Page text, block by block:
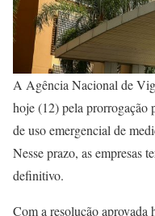
A Agência Nacional de
hoje (12) pela prorrogação
de uso emergencial de
Nesse prazo, as empresas
definitivo.
Com a resolução aprovada